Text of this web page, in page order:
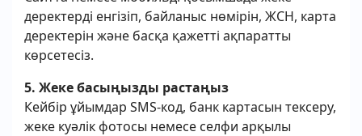
деректерді енгізіп, байланыс нөмірін, ЖСН, карта
деректерін және басқа қажетті ақпаратты
көрсетесіз.
5. Жеке басыңызды растаңыз
Кейбір ұйымдар SMS-код, банк картасын тексеру,
жеке куәлік фотосы немесе селфи арқылы